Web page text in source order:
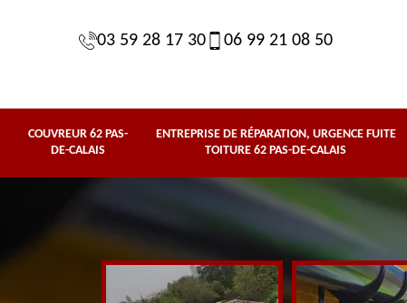
03 59 28 17 30 06 99 21 08 50
COUVREUR 62 PAS-
DE-CALAIS
ENTREPRISE DE RÉPARATION, URGENCE FUITE
TOITURE 62 PAS-DE-CALAIS